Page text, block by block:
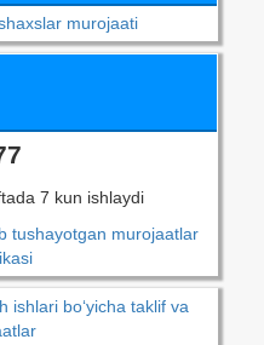
murojaati
7 kun ishlaydi
tushayotgan murojaatlar
ishlari bo‘yicha taklif va